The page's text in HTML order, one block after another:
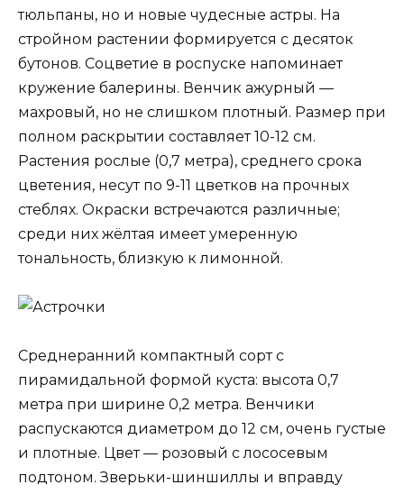
тюльпаны, но и новые чудесные астры. На
стройном растении формируется с десяток
бутонов. Соцветие в роспуске напоминает
кружение балерины. Венчик ажурный —
махровый, но не слишком плотный. Размер при
полном раскрытии составляет 10-12 см.
Растения рослые (0,7 метра), среднего срока
цветения, несут по 9-11 цветков на прочных
стеблях. Окраски встречаются различные;
среди них жёлтая имеет умеренную
тональность, близкую к лимонной.
Среднеранний компактный сорт с
пирамидальной формой куста: высота 0,7
метра при ширине 0,2 метра. Венчики
распускаются диаметром до 12 см, очень густые
и плотные. Цвет — розовый с лососевым
подтоном. Зверьки-шиншиллы и вправду